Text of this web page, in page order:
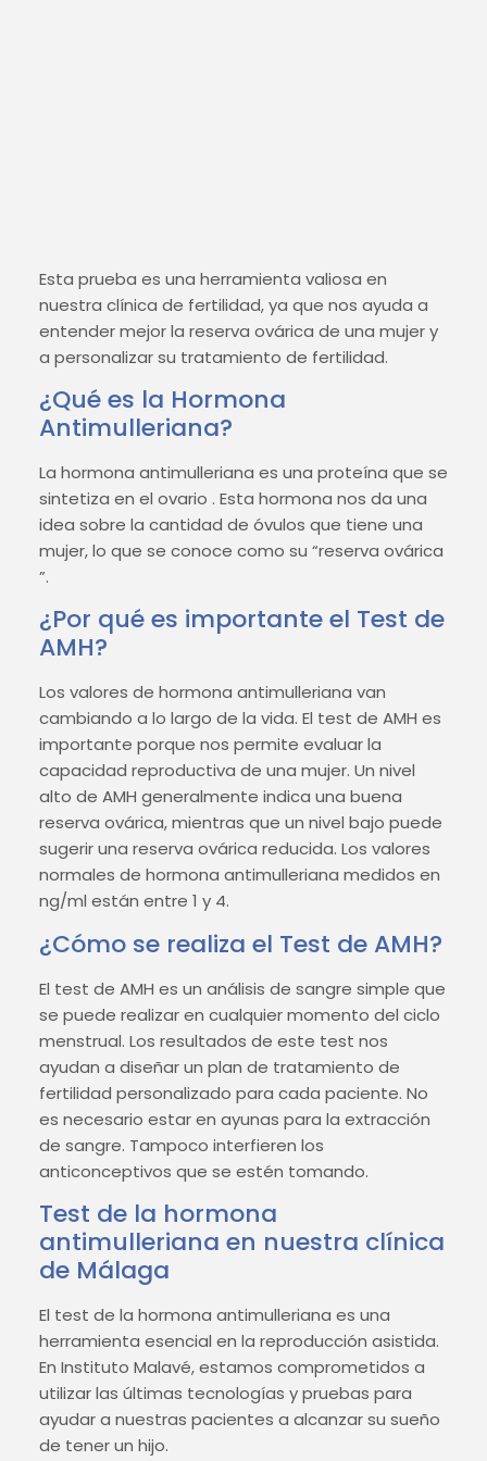
Esta prueba es una herramienta valiosa en
nuestra clínica de fertilidad, ya que nos ayuda a
entender mejor la reserva ovárica de una mujer y
a personalizar su tratamiento de fertilidad.
¿Qué es la Hormona
Antimulleriana?
La hormona antimulleriana es una proteína que se
sintetiza en el ovario . Esta hormona nos da una
idea sobre la cantidad de óvulos que tiene una
mujer, lo que se conoce como su “reserva ovárica
”.
¿Por qué es importante el Test de
AMH?
Los valores de hormona antimulleriana van
cambiando a lo largo de la vida. El test de AMH es
importante porque nos permite evaluar la
capacidad reproductiva de una mujer. Un nivel
alto de AMH generalmente indica una buena
reserva ovárica, mientras que un nivel bajo puede
sugerir una reserva ovárica reducida. Los valores
normales de hormona antimulleriana medidos en
ng/ml están entre 1 y 4.
¿Cómo se realiza el Test de AMH?
El test de AMH es un análisis de sangre simple que
se puede realizar en cualquier momento del ciclo
menstrual. Los resultados de este test nos
ayudan a diseñar un plan de tratamiento de
fertilidad personalizado para cada paciente. No
es necesario estar en ayunas para la extracción
de sangre. Tampoco interfieren los
anticonceptivos que se estén tomando.
Test de la hormona
antimulleriana en nuestra clínica
de Málaga
El test de la hormona antimulleriana es una
herramienta esencial en la reproducción asistida.
En Instituto Malavé, estamos comprometidos a
utilizar las últimas tecnologías y pruebas para
ayudar a nuestras pacientes a alcanzar su sueño
de tener un hijo.